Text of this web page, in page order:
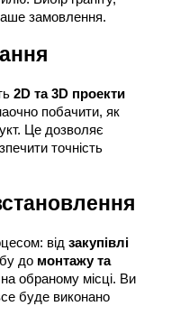
замовлення.
2D та 3D проекти
побачити, як
Це дозволяє
точність
відзакупівлі
до монтажу та
на обраному місці. Ви
буде виконано